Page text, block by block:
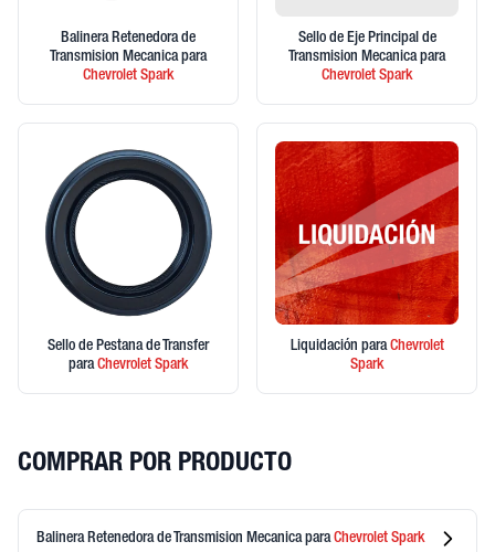
Balinera Retenedora de
Transmision Mecanica para
Chevrolet Spark
Sello de Eje Principal de
Transmision Mecanica para
Chevrolet Spark
Sello de Pestana de Transfer
paraChevrolet Spark
Liquidación paraChevrolet
Spark
COMPRAR POR PRODUCTO
Balinera Retenedora de Transmision MecanicaparaChevrolet Spark